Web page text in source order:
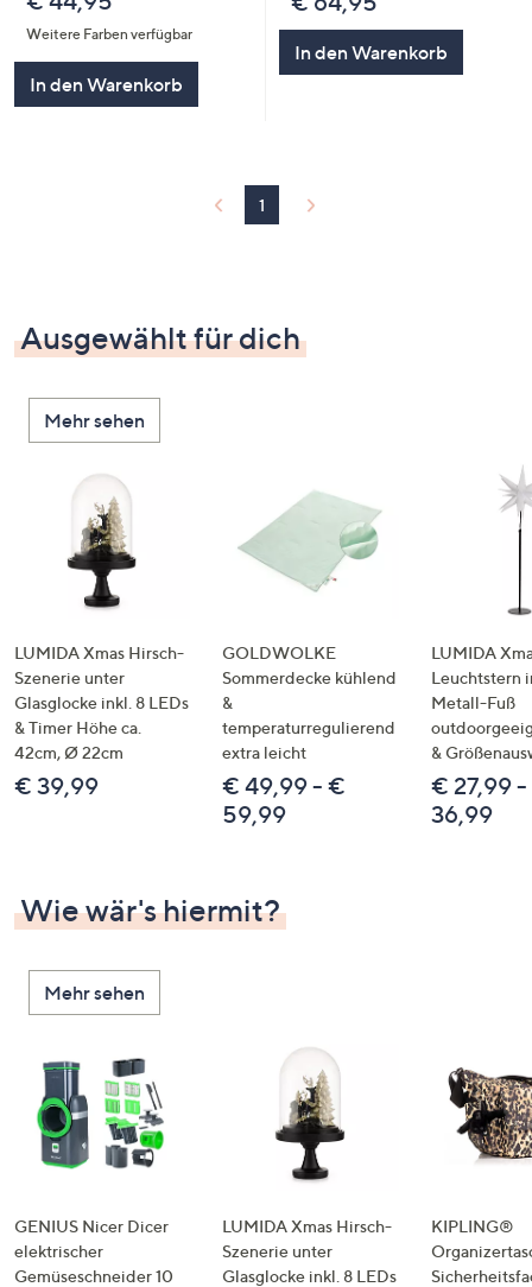
Weitere Farben verfügbar
In den Warenkorb
In den Warenkorb
1
Ausgewählt für dich
Mehr sehen
LUMIDA Xmas Hirsch-
Szenerie unter
Glasglocke inkl. 8 LEDs
& Timer Höhe ca.
42cm, Ø 22cm
€ 39,99
GOLDWOLKE
Sommerdecke kühlend
&
temperaturregulierend
extra leicht
€ 49,99 - €
59,99
LUMIDA
Leuchtstern
Metall-Fuß
&
€ 27,99
36,99
Wie wär's hiermit?
Mehr sehen
GENIUS Nicer Dicer
elektrischer
Gemüseschneider 10
LUMIDA Xmas Hirsch-
Szenerie unter
Glasglocke inkl. 8 LEDs
KIPLING®